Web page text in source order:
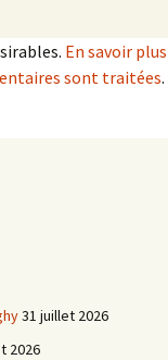
En savoir plus
sont traitées.
31 juillet 2026
2026